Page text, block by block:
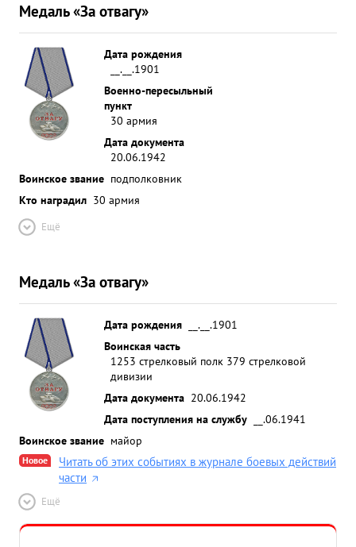
Медаль «За отвагу»
Дата рождения
__.__.1901
Военно-пересыльный
пункт
30 армия
Дата документа
20.06.1942
Воинское звание подполковник
Кто наградил 30 армия
Ещё
Медаль «За отвагу»
Дата рождения
__.__.1901
Воинская часть
1253 стрелковый полк 379 стрелковой
дивизии
Дата документа 20.06.1942
Дата поступления на службу
__.06.1941
Воинское звание майор
Новое
Читать об этих событиях в журнале боевых действий
части
Ещё